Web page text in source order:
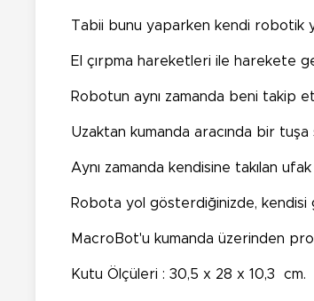
Tabii bunu yaparken kendi robotik
El çırpma hareketleri ile harekete
Robotun aynı zamanda beni takip
Uzaktan kumanda aracında bir tuşa
Aynı zamanda kendisine takılan
Robota yol gösterdiğinizde,
MacroBot'u kumanda üzerinden
Kutu Ölçüleri : 30,5 x 28 x 10,3 cm.